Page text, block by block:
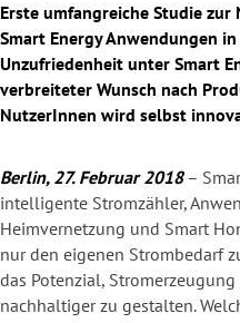
Erste umfangreiche Studie
Smart Energy Anwendungen
Unzufriedenheit unter Smart
verbreiteter Wunsch nach
NutzerInnen wird selbst
Berlin, 27. Februar 2018–
intelligente Stromzähler,
Heimvernetzung und Smart
nur den eigenen Strombedarf
das Potenzial,
nachhaltiger zu gestalten.